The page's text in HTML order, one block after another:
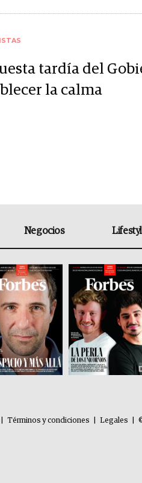
tardía del
la calma
Negocios
Términos y condiciones Legales